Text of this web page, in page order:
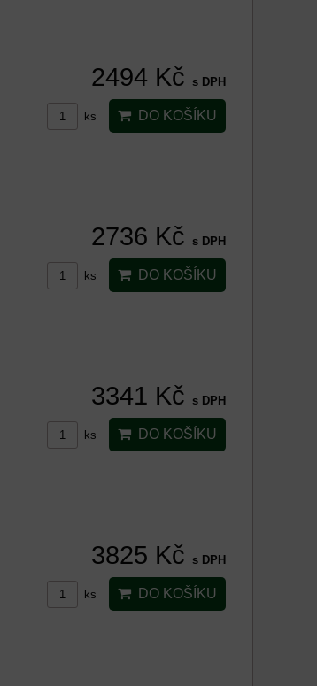
2494 Kč s DPH
ks DO KOŠÍKU
2736 Kč s DPH
ks DO KOŠÍKU
3341 Kč s DPH
ks DO KOŠÍKU
3825 Kč s DPH
ks DO KOŠÍKU